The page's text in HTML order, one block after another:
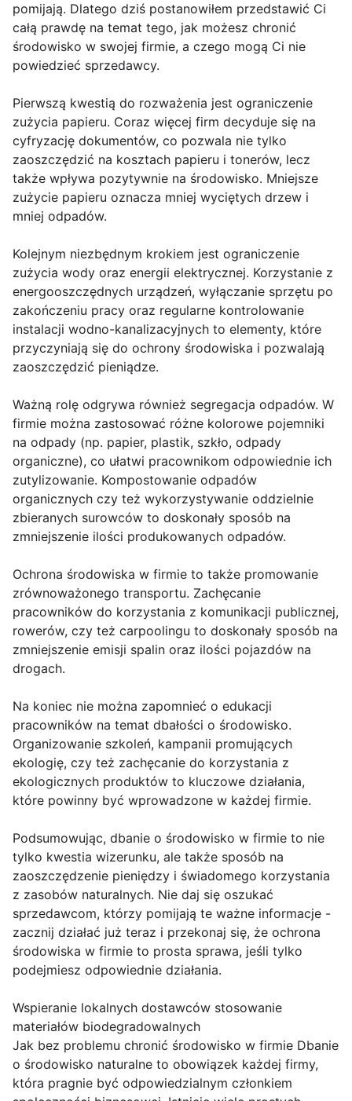
pomijają. Dlatego dziś postanowiłem przedstawić Ci
całą prawdę na temat tego, jak możesz chronić
środowisko w swojej firmie, a czego mogą Ci nie
powiedzieć sprzedawcy.
Pierwszą kwestią do rozważenia jest ograniczenie
zużycia papieru. Coraz więcej firm decyduje się na
cyfryzację dokumentów, co pozwala nie tylko
zaoszczędzić na kosztach papieru i tonerów, lecz
także wpływa pozytywnie na środowisko. Mniejsze
zużycie papieru oznacza mniej wyciętych drzew i
mniej odpadów.
Kolejnym niezbędnym krokiem jest ograniczenie
zużycia wody oraz energii elektrycznej. Korzystanie z
energooszczędnych urządzeń, wyłączanie sprzętu po
zakończeniu pracy oraz regularne kontrolowanie
instalacji wodno-kanalizacyjnych to elementy, które
przyczyniają się do ochrony środowiska i pozwalają
zaoszczędzić pieniądze.
Ważną rolę odgrywa również segregacja odpadów. W
firmie można zastosować różne kolorowe pojemniki
na odpady (np. papier, plastik, szkło, odpady
organiczne), co ułatwi pracownikom odpowiednie ich
zutylizowanie. Kompostowanie odpadów
organicznych czy też wykorzystywanie oddzielnie
zbieranych surowców to doskonały sposób na
zmniejszenie ilości produkowanych odpadów.
Ochrona środowiska w firmie to także promowanie
zrównoważonego transportu. Zachęcanie
pracowników do korzystania z komunikacji publicznej,
rowerów, czy też carpoolingu to doskonały sposób na
zmniejszenie emisji spalin oraz ilości pojazdów na
drogach.
Na koniec nie można zapomnieć o edukacji
pracowników na temat dbałości o środowisko.
Organizowanie szkoleń, kampanii promujących
ekologię, czy też zachęcanie do korzystania z
ekologicznych produktów to kluczowe działania,
które powinny być wprowadzone w każdej firmie.
Podsumowując, dbanie o środowisko w firmie to nie
tylko kwestia wizerunku, ale także sposób na
zaoszczędzenie pieniędzy i świadomego korzystania
z zasobów naturalnych. Nie daj się oszukać
sprzedawcom, którzy pomijają te ważne informacje -
zacznij działać już teraz i przekonaj się, że ochrona
środowiska w firmie to prosta sprawa, jeśli tylko
podejmiesz odpowiednie działania.
Wspieranie lokalnych dostawców stosowanie
materiałów biodegradowalnych
Jak bez problemu chronić środowisko w firmie Dbanie
o środowisko naturalne to obowiązek każdej firmy,
która pragnie być odpowiedzialnym członkiem